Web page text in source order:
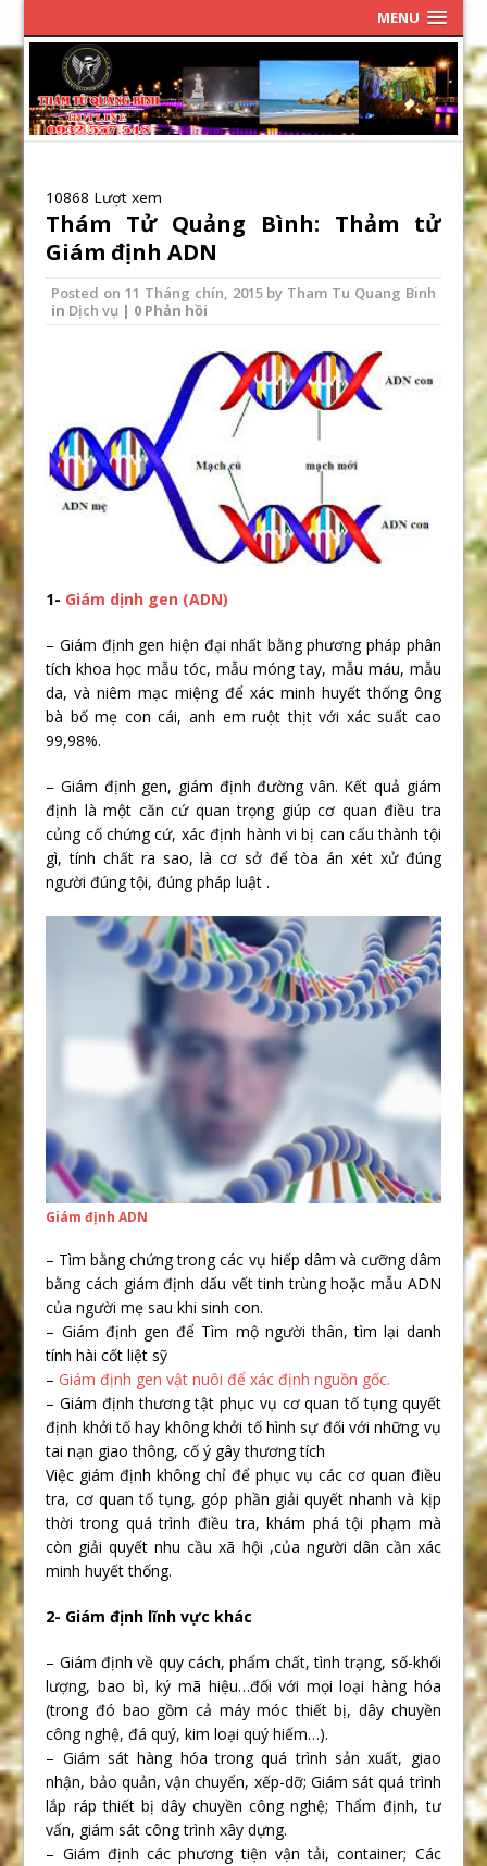
MENU
10868 Lượt xem
Thám Tử Quảng Bình: Thảm tử
Giám định ADN
Posted on 11 Tháng chín, 2015by Tham Tu Quang Binh
in Dịch vụ | 0 Phản hồi
1- Giám dịnh gen (ADN)
– Giám định gen hiện đại nhất bằng phương pháp phân
tích khoa học mẫu tóc, mẫu móng tay, mẫu máu, mẫu
da, và niêm mạc miệng để xác minh huyết thống ông
bà bố mẹ con cái, anh em ruột thịt với xác suất cao
99,98%.
– Giám định gen, giám định đường vân. Kết quả giám
định là một căn cứ quan trọng giúp cơ quan điều tra
củng cố chứng cứ, xác định hành vi bị can cấu thành tội
gì, tính chất ra sao, là cơ sở để tòa án xét xử đúng
người đúng tội, đúng pháp luật .
Giám định ADN
– Tìm bằng chứng trong các vụ hiếp dâm và cưỡng dâm
bằng cách giám định dấu vết tinh trùng hoặc mẫu ADN
của người mẹ sau khi sinh con.
– Giám định gen để Tìm mộ người thân, tìm lại danh
tính hài cốt liệt sỹ
– Giám định gen vật nuôi để xác định nguồn gốc.
– Giám định thương tật phục vụ cơ quan tố tụng quyết
định khởi tố hay không khởi tố hình sự đối với những vụ
tai nạn giao thông, cố ý gây thương tích
Việc giám định không chỉ để phục vụ các cơ quan điều
tra, cơ quan tố tụng, góp phần giải quyết nhanh và kịp
thời trong quá trình điều tra, khám phá tội phạm mà
còn giải quyết nhu cầu xã hội ,của người dân cần xác
minh huyết thống.
2- Giám định lĩnh vực khác
– Giám định về quy cách, phẩm chất, tình trạng, số-khối
lượng, bao bì, ký mã hiệu…đối với mọi loại hàng hóa
(trong đó bao gồm cả máy móc thiết bị, dây chuyền
công nghệ, đá quý, kim loại quý hiếm…).
– Giám sát hàng hóa trong quá trình sản xuất, giao
nhận, bảo quản, vận chuyển, xếp-dỡ; Giám sát quá trình
lắp ráp thiết bị dây chuyền công nghệ; Thẩm định, tư
vấn, giám sát công trình xây dựng.
– Giám định các phương tiện vận tải, container; Các